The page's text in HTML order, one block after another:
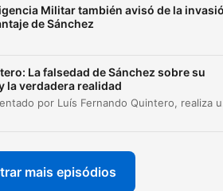
Militar también avisó de la
de Sánchez
La falsedad de Sánchez sobre su
la verdadera realidad
mais episódios